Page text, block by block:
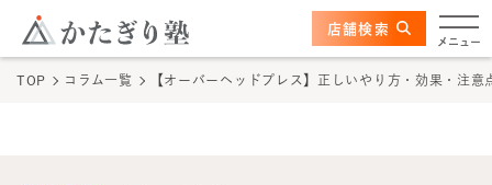
このページの本文へ
メニュー
かたぎり塾について 店舗検索
TOP コラム一覧 【オーバーヘッドプレス】正しいやり方・効果・注意